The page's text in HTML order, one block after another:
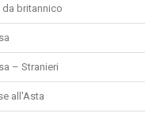
da britannico
– Stranieri
all'Asta